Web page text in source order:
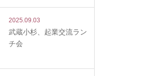
2025.09.03
武蔵小杉、起業交流ラン
チ会